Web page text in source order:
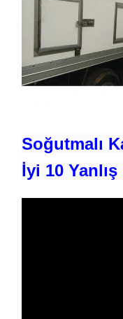
Soğutmalı
İyi 10